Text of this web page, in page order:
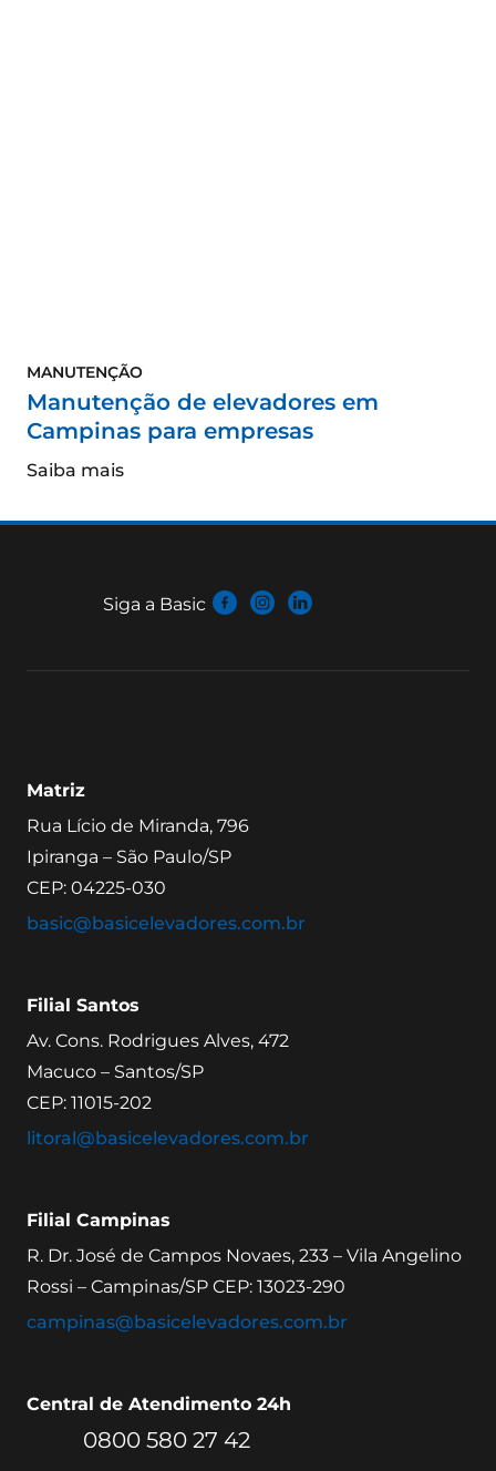
MANUTENÇÃO
Manutenção de elevadores em
Campinas para empresas
Saiba mais
Siga a Basic
Matriz
Rua Lício de Miranda, 796
Ipiranga – São Paulo/SP
CEP: 04225-030
basic@basicelevadores.com.br
Filial Santos
Av. Cons. Rodrigues Alves, 472
Macuco – Santos/SP
CEP: 11015-202
litoral@basicelevadores.com.br
Filial Campinas
R. Dr. José de Campos Novaes, 233 – Vila Angelino
Rossi – Campinas/SP CEP: 13023-290
campinas@basicelevadores.com.br
Central de Atendimento 24h
0800 580 27 42